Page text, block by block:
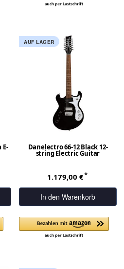
E-
AUF LAGER
Danelectro 66-12 Black 12-
string Electric Guitar
1.179,00 €*
In den Warenkorb